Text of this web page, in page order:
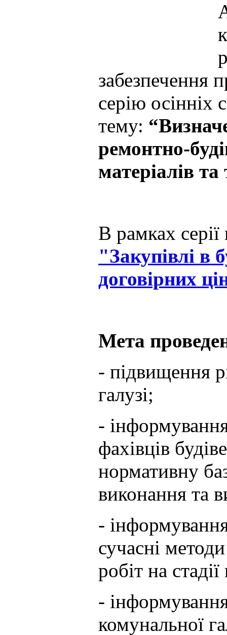
забезпечення
серію осінніх
тему:
ремонтно-
матеріалів
В рамках серії
"Закупівлі в
договірних
Мета
- підвищення
галузі;
-
фахівців
нормативну
виконання та
-
сучасні
робіт на
-
комунальної